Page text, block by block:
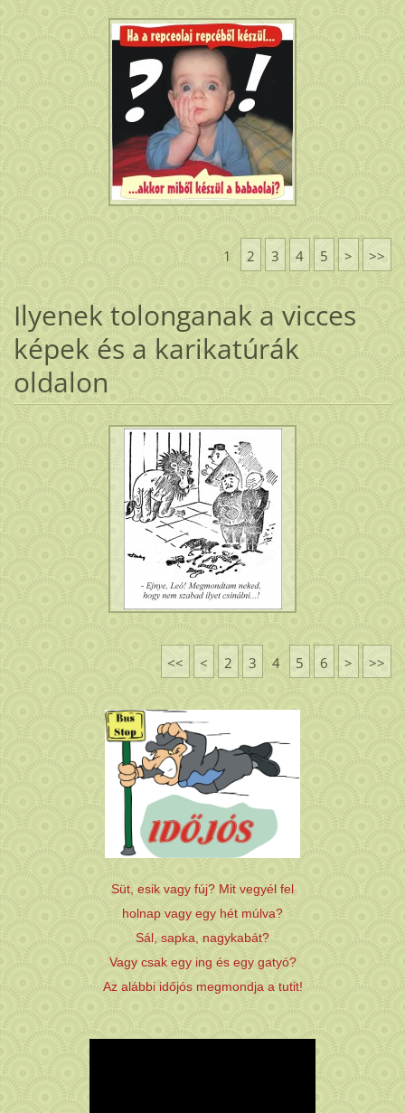
1 2 3 4 5 > >>
Ilyenek tolonganak a vicces
képek és a karikatúrák
oldalon
<< < 2 3 4 5 6 > >>
Süt, esik vagy fúj? Mit vegyél fel
holnap vagy egy hét múlva?
Sál, sapka, nagykabát?
Vagy csak egy ing és egy gatyó?
Az alábbi időjós megmondja a tutit!